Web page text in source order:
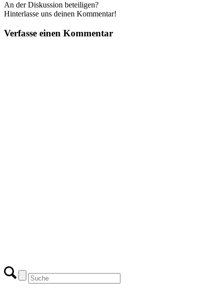
An der Diskussion beteiligen?
Hinterlasse uns deinen Kommentar!
Verfasse einen Kommentar